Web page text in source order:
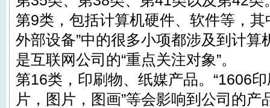
第9类，包括计算机硬件、软件等，
外部设备”中的很多小项都涉及到计算
是互联网公司的“重点关注对象”。
第16类，印刷物、纸媒产品。“1606印
片，图片，图画”等会影响到公司的产